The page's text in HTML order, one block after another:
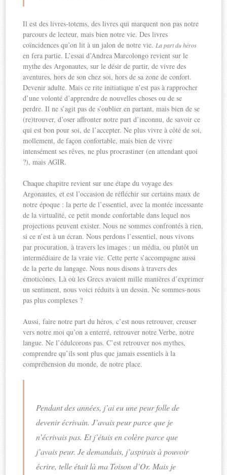
Il est des livres-totems, des livres qui marquent non pas notre
parcours de lecteur, mais bien notre vie. Des livres
coïncidences qu’on lit à un jalon de notre vie.La part du héros
en fera partie. L’essai d’Andrea Marcolongo revient sur le
mythe des Argonautes, sur le désir de partir, de vivre des
aventures, hors de son chez soi, hors de sa zone de confort.
Devenir adulte. Mais ce rite initiatique n’est pas à rapprocher
d’une volonté d’apprendre de nouvelles choses ou de se
perdre. Il ne s’agit pas de s’oublier en partant, mais bien de se
(re)trouver, d’oser affronter notre part d’inconnu, de savoir ce
qui est bon pour soi, de l’accepter. Ne plus vivre à côté de soi,
mollement, de façon confortable, mais bien de vivre
intensément ses rêves, ne plus procrastiner (en attendant quoi
?), mais AGIR.
Chaque chapitre revient sur une étape du voyage des
Argonautes, et est l’occasion de réfléchir sur certains maux de
notre époque : la perte de l’essentiel, avec la montée incessante
de la virtualité, ce petit monde confortable dans lequel nos
projections peuvent exister. Nous ne sommes confrontés à rien,
si ce n’est à un écran. Nous perdons l’essentiel, nous vivons
par procuration, à travers les images : un média, ou plutôt un
intermédiaire de la vraie vie. Cette perte s’accompagne aussi
de la perte du langage. Nous nous disons à travers des
émoticônes. Là où les Grecs avaient mille manières d’exprimer
un sentiment, nous voici réduits à un dessin. Ne sommes-nous
pas plus complexes ?
Aussi, faire notre part du héros, c’est nous retrouver, creuser
vers notre moi qu’on a enterré, retrouver notre Verbe, notre
langue. Ne l’édulcorons pas. C’est retrouver nos mythes,
comprendre qu’ils sont plus que jamais essentiels à la
compréhension du monde, de notre place.
Pendant des années, j’ai eu une peur folle de
devenir écrivain. J’avais peur parce que je
n’écrivais pas. Et j’étais en colère parce que
j’avais peur. Je demandais, j’aspirais à pouvoir
écrire, telle était là ma Toison d’Or. Mais je